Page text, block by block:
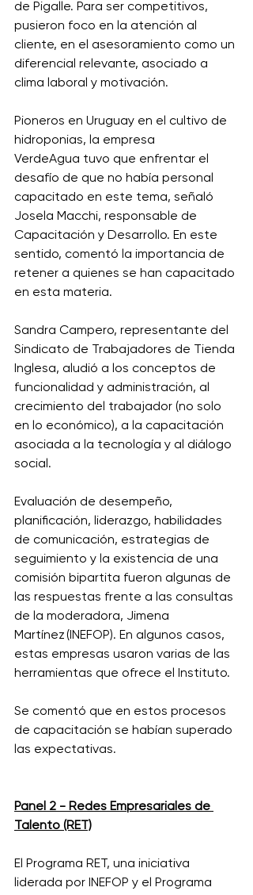
de Pigalle. Para ser competitivos,
pusieron foco en la atención al
cliente, en el asesoramiento como un
diferencial relevante, asociado a
clima laboral y motivación.
Pioneros en Uruguay en el cultivo de
hidroponias, la empresa
VerdeAgua tuvo que enfrentar el
desafío de que no había personal
capacitado en este tema, señaló
Josela Macchi, responsable de
Capacitación y Desarrollo. En este
sentido, comentó la importancia de
retener a quienes se han capacitado
en esta materia.
Sandra Campero, representante del
Sindicato de Trabajadores de Tienda
Inglesa, aludió a los conceptos de
funcionalidad y administración, al
crecimiento del trabajador (no solo
en lo económico), a la capacitación
asociada a la tecnología y al diálogo
social.
Evaluación de desempeño,
planificación, liderazgo, habilidades
de comunicación, estrategias de
seguimiento y la existencia de una
comisión bipartita fueron algunas de
las respuestas frente a las consultas
de la moderadora, Jimena
Martínez (INEFOP). En algunos casos,
estas empresas usaron varias de las
herramientas que ofrece el Instituto.
Se comentó que en estos procesos
de capacitación se habían superado
las expectativas.
Panel 2 - Redes Empresariales de
Talento (RET)
El Programa RET, una iniciativa
liderada por INEFOP y el Programa